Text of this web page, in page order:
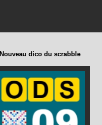
Nouveau dico du scrabble